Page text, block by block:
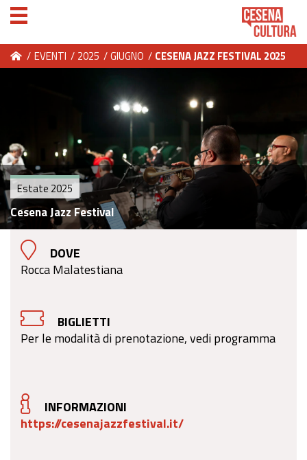
/ EVENTI / 2025 /GIUGNO / CESENA JAZZ FESTIVAL 2025
Estate 2025
Cesena Jazz Festival
DOVE
Rocca Malatestiana
BIGLIETTI
Per le modalità di prenotazione, vedi programma
INFORMAZIONI
https://cesenajazzfestival.it/